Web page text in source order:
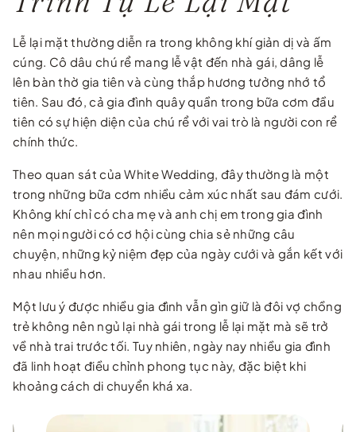
Lễ lại mặt thường diễn ra trong không khí giản dị và ấm
cúng. Cô dâu chú rể mang lễ vật đến nhà gái, dâng lễ
lên bàn thờ gia tiên và cùng thắp hương tưởng nhớ tổ
tiên. Sau đó, cả gia đình quây quần trong bữa cơm đầu
tiên có sự hiện diện của chú rể với vai trò là người con rể
chính thức.
Theo quan sát của White Wedding, đây thường là một
trong những bữa cơm nhiều cảm xúc nhất sau đám cưới.
Không khí chỉ có cha mẹ và anh chị em trong gia đình
nên mọi người có cơ hội cùng chia sẻ những câu
chuyện, những kỷ niệm đẹp của ngày cưới và gắn kết với
nhau nhiều hơn.
Một lưu ý được nhiều gia đình vẫn gìn giữ là đôi vợ chồng
trẻ không nên ngủ lại nhà gái trong lễ lại mặt mà sẽ trở
về nhà trai trước tối. Tuy nhiên, ngày nay nhiều gia đình
đã linh hoạt điều chỉnh phong tục này, đặc biệt khi
khoảng cách di chuyển khá xa.